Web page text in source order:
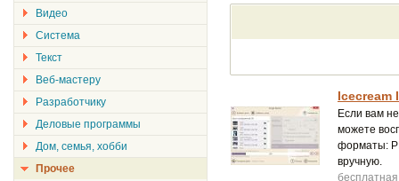
Icecream
Если вам
можете
форматы:
вручную.
бесплатная
Видео
Система
Текст
Веб-мастеру
Разработчику
Деловые программы
Дом, семья, хобби
Прочее